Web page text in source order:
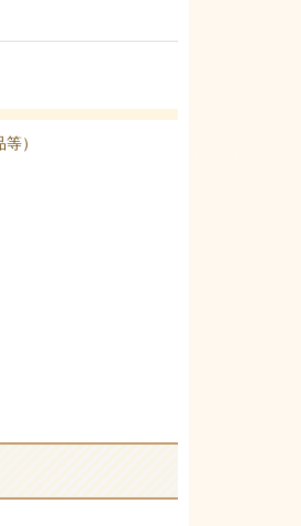
）